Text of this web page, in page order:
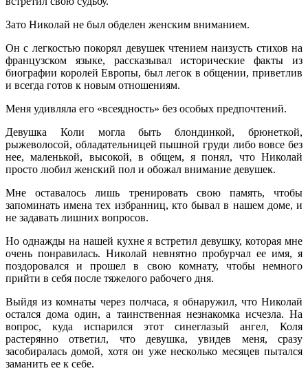
Зато Николай не был обделен женским вниманием.
Он с легкостью покорял девушек чтением наизусть стихов на
французском языке, рассказывал исторические факты из
биографии королей Европы, был легок в общении, приветлив
и всегда готов к новым отношениям.
Меня удивляла его «всеядность» без особых предпочтений.
Девушка Коли могла быть блондинкой, брюнеткой,
рыжеволосой, обладательницей пышной груди либо вовсе без
нее, маленькой, высокой, в общем, я понял, что Николай
просто любил женский пол и обожал внимание девушек.
Мне оставалось лишь тренировать свою память, чтобы
запоминать имена тех избранниц, кто бывал в нашем доме, и
не задавать лишних вопросов.
Но однажды на нашей кухне я встретил девушку, которая мне
очень понравилась. Николай невнятно пробурчал ее имя, я
поздоровался и прошел в свою комнату, чтобы немного
прийти в себя после тяжелого рабочего дня.
Выйдя из комнаты через полчаса, я обнаружил, что Николай
остался дома один, а таинственная незнакомка исчезла. На
вопрос, куда испарился этот синеглазый ангел, Коля
растерянно ответил, что девушка, увидев меня, сразу
засобиралась домой, хотя он уже несколько месяцев пытался
заманить ее к себе.